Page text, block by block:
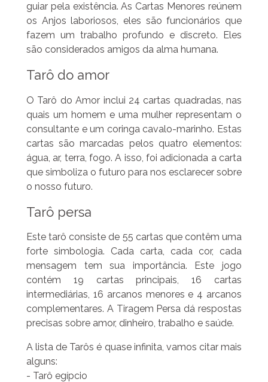
guiar pela existência. As Cartas Menores reúnem
os Anjos laboriosos, eles são funcionários que
fazem um trabalho profundo e discreto. Eles
são considerados amigos da alma humana.
Tarô do amor
O Tarô do Amor inclui 24 cartas quadradas, nas
quais um homem e uma mulher representam o
consultante e um coringa cavalo-marinho. Estas
cartas são marcadas pelos quatro elementos:
água, ar, terra, fogo. A isso, foi adicionada a carta
que simboliza o futuro para nos esclarecer sobre
o nosso futuro.
Tarô persa
Este tarô consiste de 55 cartas que contêm uma
forte simbologia. Cada carta, cada cor, cada
mensagem tem sua importância. Este jogo
contém 19 cartas principais, 16 cartas
intermediárias, 16 arcanos menores e 4 arcanos
complementares. A Tiragem Persa dá respostas
precisas sobre amor, dinheiro, trabalho e saúde.
A lista de Tarôs é quase infinita, vamos citar mais
alguns:
- Tarô egípcio